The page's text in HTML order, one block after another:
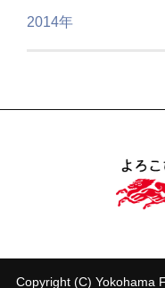
2014年
Copyright (C) Yokohama